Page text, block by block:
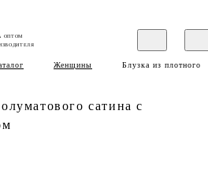
ОПТОМ
Женщины Блузка из плотного
сатина с